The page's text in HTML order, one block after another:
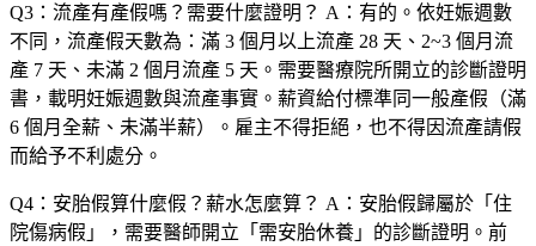
Q3：流產有產假嗎？需要什麼證明？ A：有的。依妊娠週數
不同，流產假天數為：滿 3 個月以上流產 28 天、2~3 個月流
產 7 天、未滿 2 個月流產 5 天。需要醫療院所開立的診斷證明
書，載明妊娠週數與流產事實。薪資給付標準同一般產假（滿
6 個月全薪、未滿半薪）。雇主不得拒絕，也不得因流產請假
而給予不利處分。
Q4：安胎假算什麼假？薪水怎麼算？ A：安胎假歸屬於「住
院傷病假」，需要醫師開立「需安胎休養」的診斷證明。前